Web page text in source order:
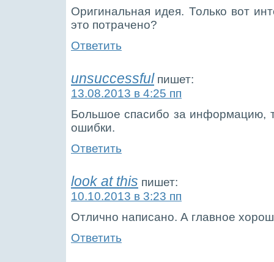
Оригинальная идея. Только вот
это потрачено?
Ответить
unsuccessful пишет:
13.08.2013 в 4:25 пп
Большое спасибо за информацию,
ошибки.
Ответить
look at this пишет:
10.10.2013 в 3:23 пп
Отлично написано. А главное
Ответить